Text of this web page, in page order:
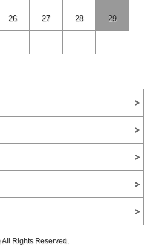
26 27 28 29
Rights Reserved.